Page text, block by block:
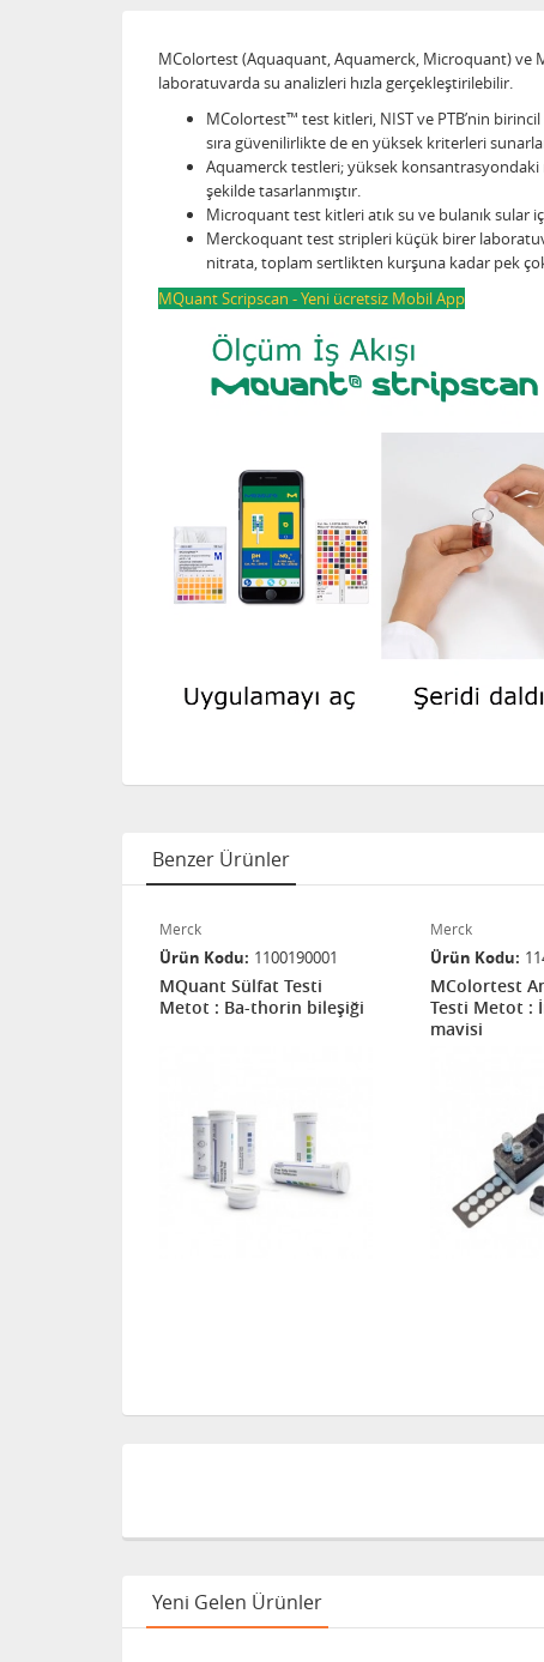
MColortest (Aquaquant, Aquamerck, Microquant) ve
laboratuvarda su analizleri hızla gerçekleştirilebilir.
MColortest™ test kitleri, NIST ve PTB’nin
sıra güvenilirlikte de en yüksek kriterleri
Aquamerck testleri; yüksek
şekilde tasarlanmıştır.
Microquant test kitleri atık su ve bulanık
Merckoquant test stripleri küçük birer
nitrata, toplam sertlikten kurşuna kadar pek
MQuant Scripscan - Yeni ücretsiz Mobil App
Benzer Ürünler
Merck
Ürün Kodu 1100190001
MQuant Sülfat Testi
Metot : Ba-thorin bileşiği
Merck
Ürün Kodu
MColortest
Testi Metot :
mavisi
Yeni Gelen Ürünler